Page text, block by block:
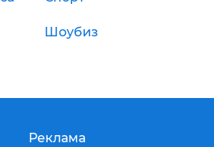
Шоубиз
Реклама